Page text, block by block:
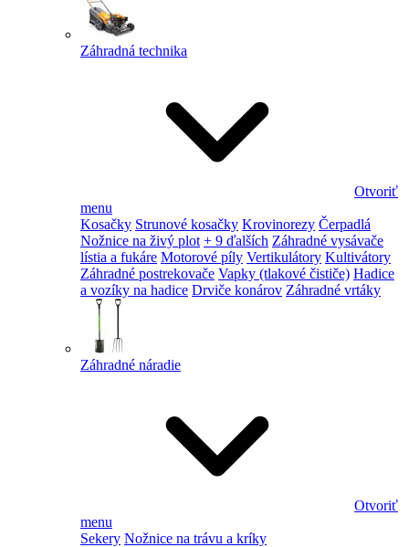
Záhradná technika
Otvoriť
menu
Kosačky Strunové kosačky Krovinorezy Čerpadlá
Nožnice na živý plot + 9 ďalších Záhradné vysávače
lístia a fukáre Motorové píly Vertikulátory Kultivátory
Záhradné postrekovače Vapky (tlakové čističe) Hadice
a vozíky na hadice Drviče konárov Záhradné vrtáky
Záhradné náradie
Otvoriť
menu
Sekery Nožnice na trávu a kríky